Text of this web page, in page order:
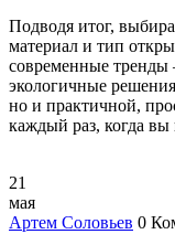
Подводя итог,
материал и тип
современные тренды
экологичные
но и практичной,
каждый раз, когда вы
21
мая
Артем Соловьев 0